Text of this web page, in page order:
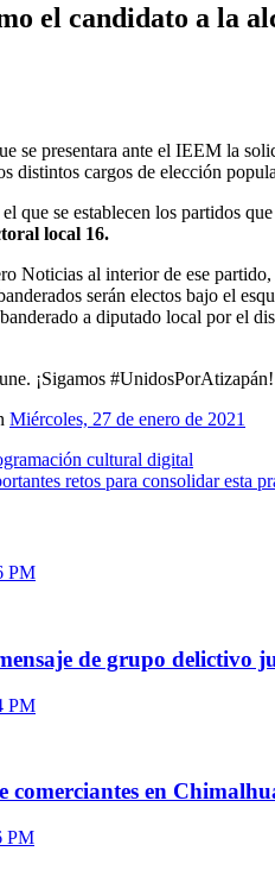
el candidato a la
se presentara ante el IEEM la
distintos cargos de elección
que se establecen los partidos
local 16.
Noticias al interior de ese
serán electos bajo el
a diputado local por el
¡Sigamos #UnidosPorAtizapán!
Miércoles, 27 de enero de 2021
cultural digital
retos para consolidar esta
de grupo delictivo
en